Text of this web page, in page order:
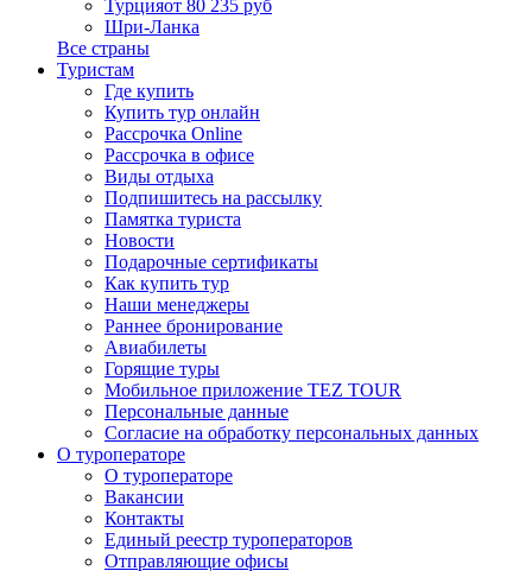
Турцияот 80 235 руб
Шри-Ланка
Все страны
Туристам
Где купить
Купить тур онлайн
Рассрочка Online
Рассрочка в офисе
Виды отдыха
Подпишитесь на рассылку
Памятка туриста
Новости
Подарочные сертификаты
Как купить тур
Наши менеджеры
Раннее бронирование
Авиабилеты
Горящие туры
Мобильное приложение TEZ TOUR
Персональные данные
Согласие на обработку персональных данных
О туроператоре
О туроператоре
Вакансии
Контакты
Единый реестр туроператоров
Отправляющие офисы